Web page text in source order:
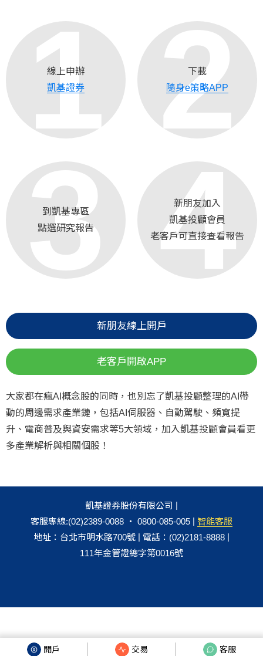
1
線上申辦
凱基證券
2
下載
隨身e策略APP
3
到凱基專區
點選研究報告
4
新朋友加入
凱基投顧會員
老客戶可直接查看報告
新朋友線上開戶
老客戶開啟APP
大家都在瘋AI概念股的同時，也別忘了凱基投顧整理的AI帶
動的周邊需求產業鏈，包括AI伺服器、自動駕駛、頻寬提
升、電商普及與資安需求等5大領域，加入凱基投顧會員看更
多產業解析與相關個股！
凱基證券股份有限公司 |
客服專線:(02)2389-0088 ‧ 0800-085-005 | 智能客服
地址：台北市明水路700號 | 電話：(02)2181-8888 |
111年金管證總字第0016號
開戶 交易 客服